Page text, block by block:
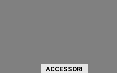
ACCESSORI